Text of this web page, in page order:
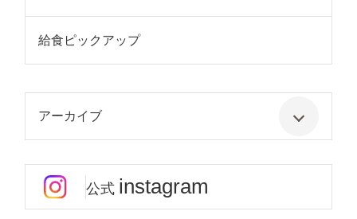
給食ピックアップ
アーカイブ
公式 instagram